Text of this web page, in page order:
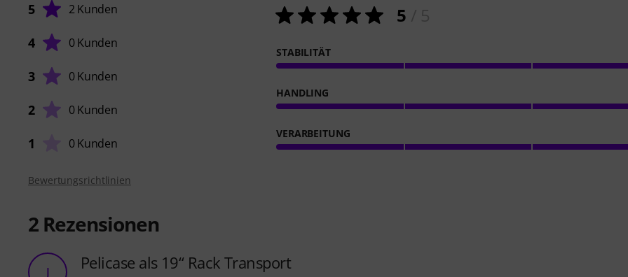
5 2 Kunden
4 0 Kunden
3 0 Kunden
2 0 Kunden
1 0 Kunden
5
STABILITÄT
HANDLING
VERARBEITUNG
Bewertungsrichtlinien
2 Rezensionen
J Pelicase als 19“ Rack Transport